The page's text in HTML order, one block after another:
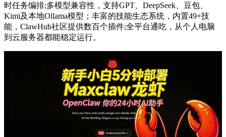
时任务编排;多模型兼容性，支持GPT、DeepSeek、豆包、
Kimi及本地Ollama模型；丰富的技能生态系统，内置49+技
能，ClawHub社区提供数百个插件;全平台通吃，从个人电脑
到云服务器都能稳定运行。